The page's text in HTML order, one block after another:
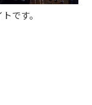
です。